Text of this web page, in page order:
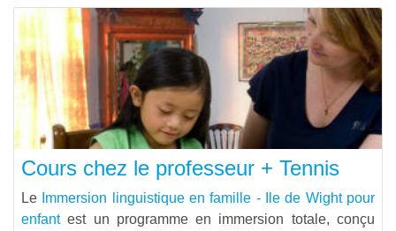
Cours chez le professeur + Tennis
Le Immersion linguistique en famille - Ile de Wight pour
enfantest un programme en immersion totale, conçu